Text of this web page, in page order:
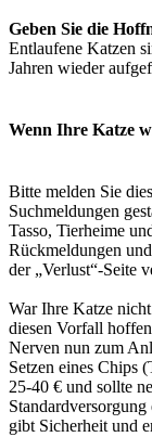
Geben Sie die
Entlaufene Katzen
Jahren wieder
Wenn Ihre Katze
Bitte melden Sie
Suchmeldungen
Tasso, Tierheime
Rückmeldungen
der „Verlust“-Seite
War Ihre Katze
diesen Vorfall
Nerven nun zum
Setzen eines Chips
25-40 € und sollte
gibt Sicherheit und